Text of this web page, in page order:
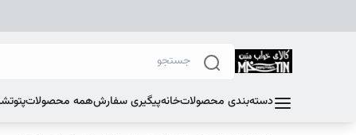
دسته‌بندی محصولاتخانهپیگیری سفارشهمه محصولاتپتو